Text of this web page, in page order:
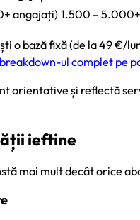
angajați) 1.500 – 5.000+
o bază fixă (de la 49 €/
ul complet pe
orientative și reflectă
ieftine
mai mult decât orice